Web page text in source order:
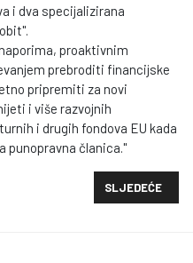
i dva specijalizirana
proaktivnim
prebroditi financijske
pripremiti za novi
i više razvojnih
i drugih fondova EU kada
punopravna članica."
.......JOŠ JEDNE GODINE
SLJEDEĆI
SLJEDEĆE